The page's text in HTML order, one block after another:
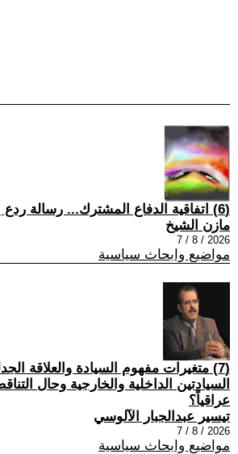
(6) اتفاقية الدفاع المشترك... رسالة ردع إلى إيران
مازن الشيخ
2026 / 8 / 7
مواضيع وابحاث سياسية
(7) متغيرات مفهوم السيادة والعلاقة
السيادتين الداخلية والخارجية وحال
عراقياً؟
تيسير عبدالجبار الآلوسي
2026 / 8 / 7
مواضيع وابحاث سياسية